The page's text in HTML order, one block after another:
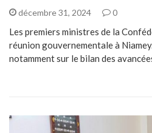
décembre 31, 2024 0
Les premiers ministres de la
réunion gouvernementale à
notamment sur le bilan des